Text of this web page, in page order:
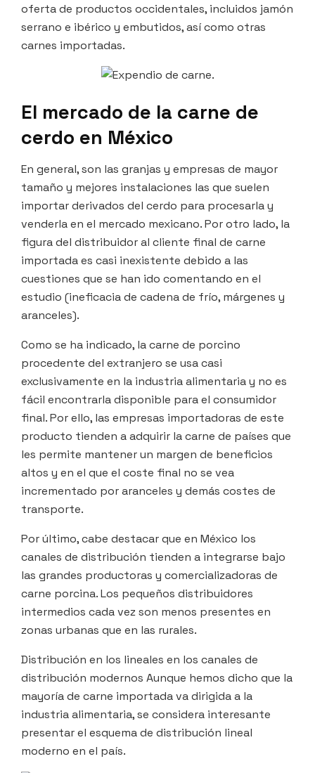
oferta de productos occidentales, incluidos jamón
serrano e ibérico y embutidos, así como otras
carnes importadas.
El mercado de la carne de
cerdo en México
En general, son las granjas y empresas de mayor
tamaño y mejores instalaciones las que suelen
importar derivados del cerdo para procesarla y
venderla en el mercado mexicano. Por otro lado, la
figura del distribuidor al cliente final de carne
importada es casi inexistente debido a las
cuestiones que se han ido comentando en el
estudio (ineficacia de cadena de frío, márgenes y
aranceles).
Como se ha indicado, la carne de porcino
procedente del extranjero se usa casi
exclusivamente en la industria alimentaria y no es
fácil encontrarla disponible para el consumidor
final. Por ello, las empresas importadoras de este
producto tienden a adquirir la carne de países que
les permite mantener un margen de beneficios
altos y en el que el coste final no se vea
incrementado por aranceles y demás costes de
transporte.
Por último, cabe destacar que en México los
canales de distribución tienden a integrarse bajo
las grandes productoras y comercializadoras de
carne porcina. Los pequeños distribuidores
intermedios cada vez son menos presentes en
zonas urbanas que en las rurales.
Distribución en los lineales en los canales de
distribución modernos Aunque hemos dicho que la
mayoría de carne importada va dirigida a la
industria alimentaria, se considera interesante
presentar el esquema de distribución lineal
moderno en el país.